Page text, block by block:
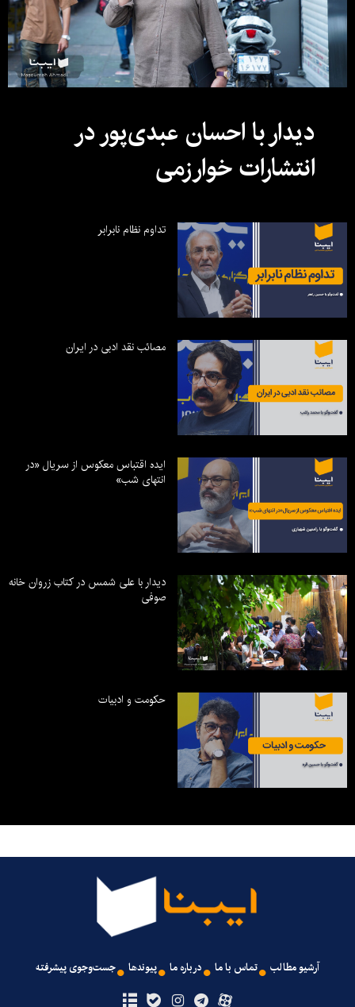
دیدار با احسان عبدی‌پور در
انتشارات خوارزمی
تداوم نظام نابرابر
مصائب نقد ادبی در ایران
ایده اقتباس معکوس از سریال «در
انتهای شب»
دیدار با علی شمس در کتاب زروان خانه
صوفی
حکومت و ادبیات
آرشیو مطالب تماس با ما درباره ما پیوندها جست‌وجوی پیشرفته